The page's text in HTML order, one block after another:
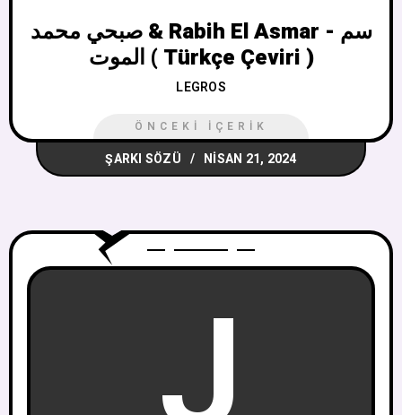
صبحي محمد & Rabih El Asmar - سم
الموت ( Türkçe Çeviri )
LEGROS
ÖNCEKI İÇERIK
ŞARKI SÖZÜ NISAN 21, 2024